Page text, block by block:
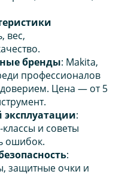
вес,
бренды: Makita,
профессионалов
Цена — от 5
:
и советы
ошибок.
:
защитные очки и